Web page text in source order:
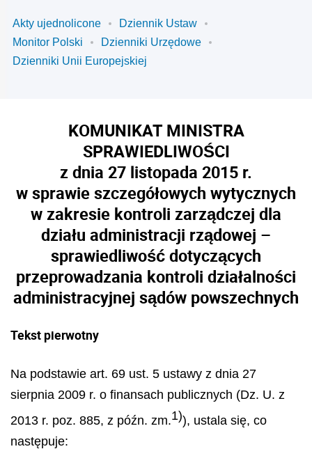
Akty ujednolicone
Dziennik Ustaw
Monitor Polski
Dzienniki Urzędowe
Dzienniki Unii Europejskiej
KOMUNIKAT MINISTRA
SPRAWIEDLIWOŚCI
z dnia 27 listopada 2015 r.
w sprawie szczegółowych wytycznych
w zakresie kontroli zarządczej dla
działu administracji rządowej –
sprawiedliwość dotyczących
przeprowadzania kontroli działalności
administracyjnej sądów powszechnych
Tekst pierwotny
Na podstawie art. 69 ust. 5 ustawy z dnia 27
sierpnia 2009 r. o finansach publicznych (Dz. U. z
2013 r. poz. 885, z późn. zm.1)), ustala się, co
następuje: